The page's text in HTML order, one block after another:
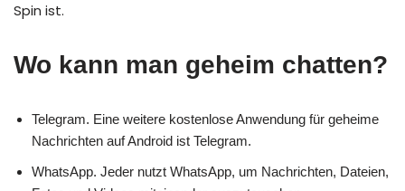
Spin ist.
Wo kann man geheim chatten?
Telegram. Eine weitere kostenlose Anwendung für geheime
Nachrichten auf Android ist Telegram.
WhatsApp. Jeder nutzt WhatsApp, um Nachrichten, Dateien,